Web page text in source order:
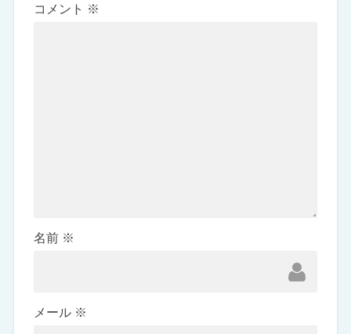
コメント ※
名前 ※
メール ※